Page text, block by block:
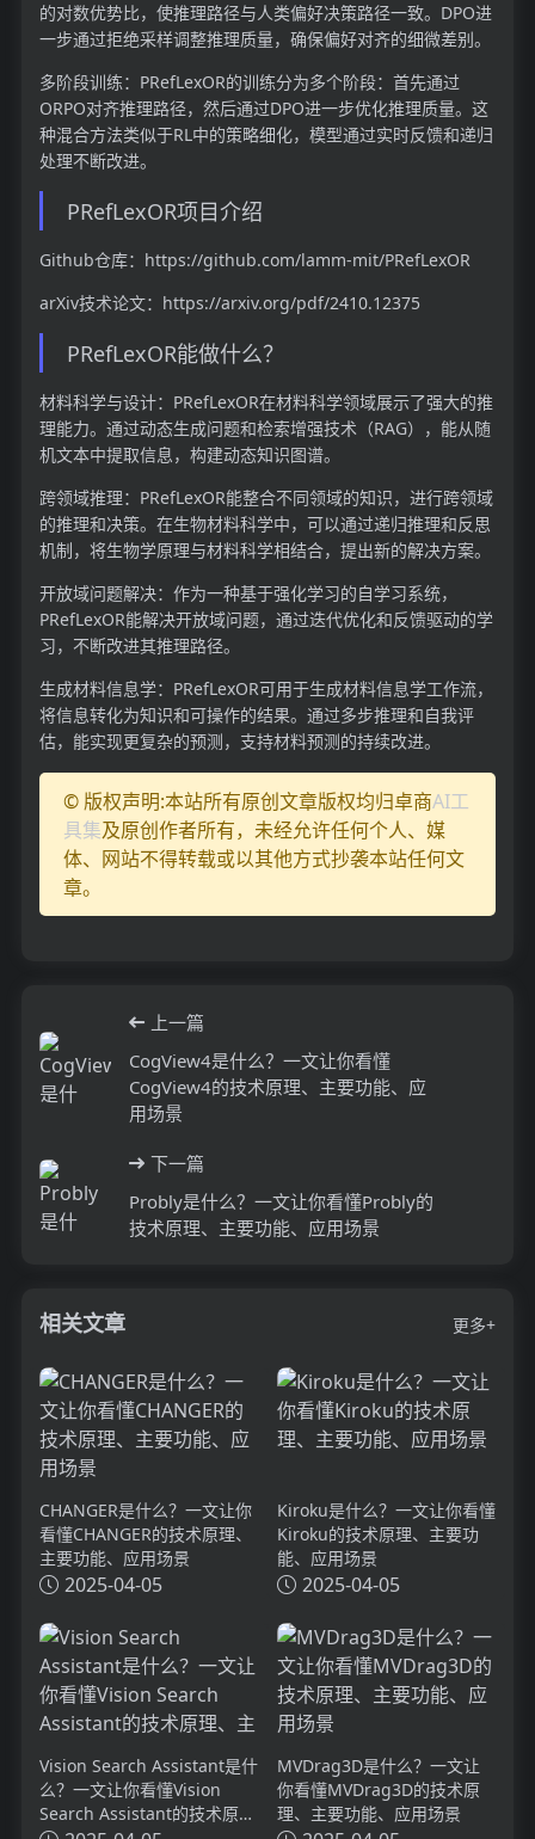
的对数优势比，使推理路径与人类偏好决策路径一致。DPO进
一步通过拒绝采样调整推理质量，确保偏好对齐的细微差别。
多阶段训练：PRefLexOR的训练分为多个阶段：首先通过
ORPO对齐推理路径，然后通过DPO进一步优化推理质量。这
种混合方法类似于RL中的策略细化，模型通过实时反馈和递归
处理不断改进。
PRefLexOR项目介绍
Github仓库：https://github.com/lamm-mit/PRefLexOR
arXiv技术论文：https://arxiv.org/pdf/2410.12375
PRefLexOR能做什么？
材料科学与设计：PRefLexOR在材料科学领域展示了强大的推
理能力。通过动态生成问题和检索增强技术（RAG），能从随
机文本中提取信息，构建动态知识图谱。
跨领域推理：PRefLexOR能整合不同领域的知识，进行跨领域
的推理和决策。在生物材料科学中，可以通过递归推理和反思
机制，将生物学原理与材料科学相结合，提出新的解决方案。
开放域问题解决：作为一种基于强化学习的自学习系统，
PRefLexOR能解决开放域问题，通过迭代优化和反馈驱动的学
习，不断改进其推理路径。
生成材料信息学：PRefLexOR可用于生成材料信息学工作流，
将信息转化为知识和可操作的结果。通过多步推理和自我评
估，能实现更复杂的预测，支持材料预测的持续改进。
© 版权声明:本站所有原创文章版权均归卓商AI工
具集及原创作者所有，未经允许任何个人、媒
体、网站不得转载或以其他方式抄袭本站任何文
章。
上一篇
CogView4是什么？一文让你看懂
CogView4的技术原理、主要功能、应
用场景
下一篇
Probly是什么？一文让你看懂Probly的
技术原理、主要功能、应用场景
相关文章 更多+
CHANGER是什么？一文让你
看懂CHANGER的技术原理、
主要功能、应用场景
2025-04-05
Kiroku是什么？一文让你看懂
Kiroku的技术原理、主要功
能、应用场景
2025-04-05
Vision Search Assistant是什
么？一文让你看懂Vision
Search Assistant的技术原
MVDrag3D是什么？一文让
你看懂MVDrag3D的技术原
理、主要功能、应用场景